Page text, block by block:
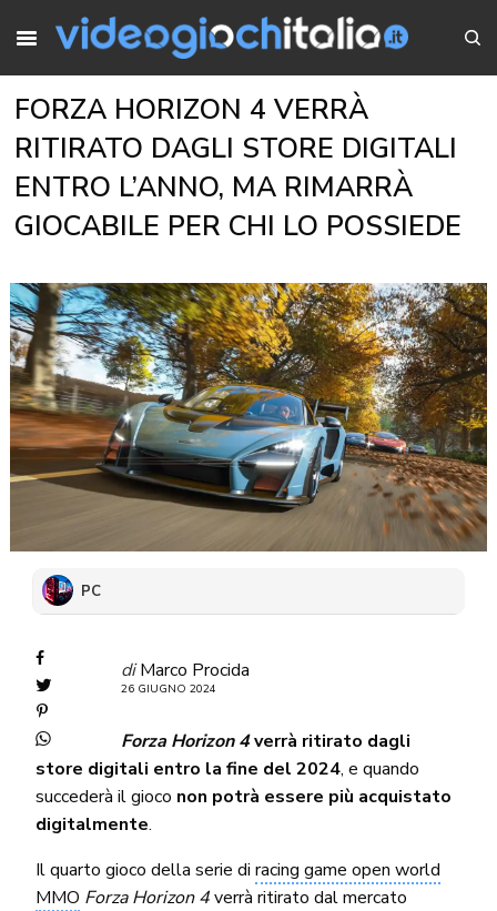
FORZA HORIZON 4 VERRÀ
RITIRATO DAGLI STORE DIGITALI
ENTRO L’ANNO, MA RIMARRÀ
GIOCABILE PER CHI LO POSSIEDE
PC
di Marco Procida
26 GIUGNO 2024
Forza Horizon 4verrà ritirato dagli
store digitali entro la fine del 2024, e quando
succederà il gioco non potrà essere più acquistato
digitalmente.
Il quarto gioco della serie diracing game open world
MMO Forza Horizon 4verrà ritirato dal mercato